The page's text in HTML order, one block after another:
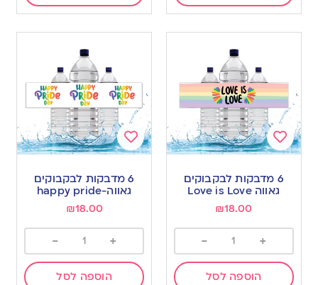
Add
wishlist
6 מדבקות לבקבוקים
גאווה Love is Love
₪18.00
+
-
הוספה לסל
Add
wishlist
6 מדבקות לבקבוקים
גאווה-happy pride
₪18.00
+
-
הוספה לסל